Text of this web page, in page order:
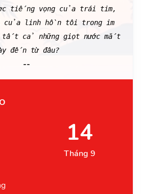
tiếng vọng của trái tim,
linh hồn tôi trong im
tất cả những giọt nước mắt
đến từ đâu?
--
14
Tháng 9